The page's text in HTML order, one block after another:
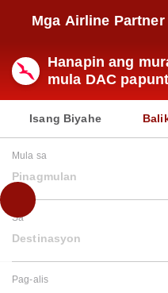
Mga Airline Partner
Hanapin ang
mula DAC
Isang Biyahe
Mula sa
Pinagmulan
Sa
Destinasyon
Pag-alis